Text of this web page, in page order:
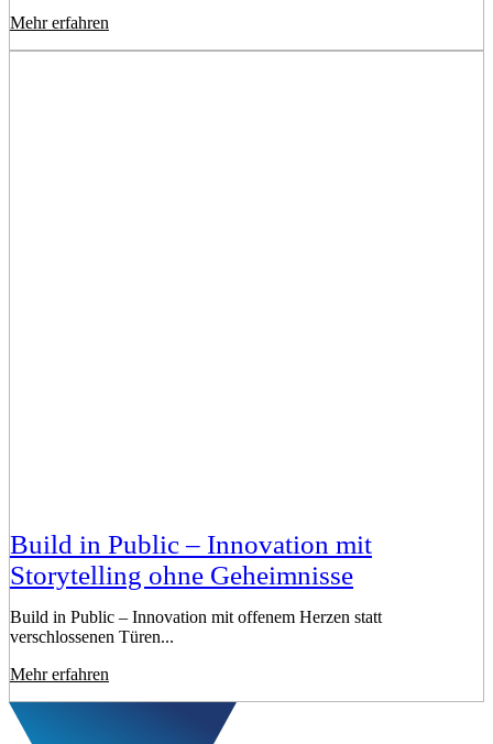
Mehr erfahren
Build in Public – Innovation mit
Storytelling ohne Geheimnisse
Build in Public – Innovation mit offenem Herzen statt
verschlossenen Türen...
Mehr erfahren